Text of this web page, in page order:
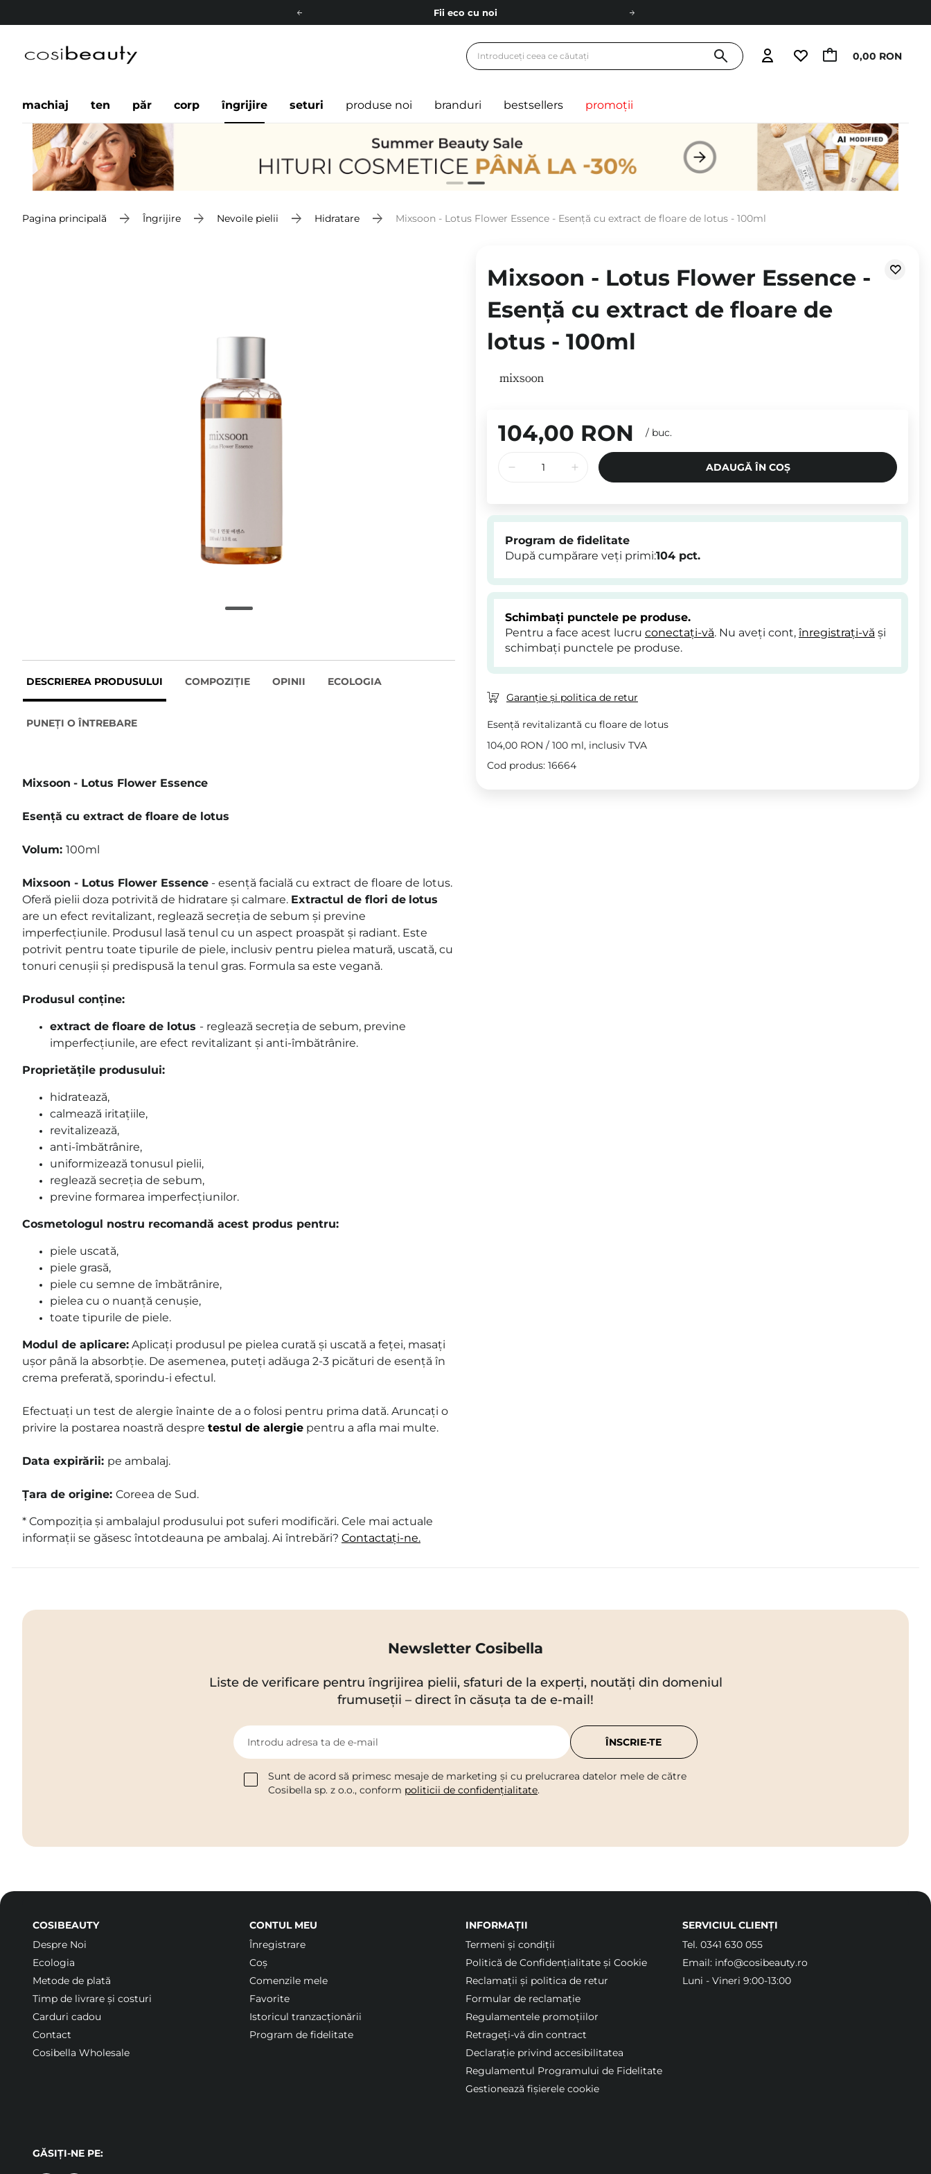
Fii eco cu noi
Livrare mai ieftină pentru comenzile de la 150 RON! 0,00 RON
machiaj ten păr corp îngrijire seturi produse noi branduri bestsellers promoții
Pagina principală Îngrijire Nevoile pielii Hidratare Mixsoon - Lotus Flower Essence - Esență cu extract de floare de lotus - 100ml
DESCRIEREA PRODUSULUI COMPOZIȚIE OPINII ECOLOGIA
PUNEȚI O ÎNTREBARE
Mixsoon - Lotus Flower Essence
Esență cu extract de floare de lotus
Volum: 100ml
Mixsoon - Lotus Flower Essence - esență facială cu extract de floare de lotus.
Oferă pielii doza potrivită de hidratare și calmare. Extractul de flori de lotus
are un efect revitalizant, reglează secreția de sebum și previne
imperfecțiunile. Produsul lasă tenul cu un aspect proaspăt și radiant. Este
potrivit pentru toate tipurile de piele, inclusiv pentru pielea matură, uscată, cu
tonuri cenușii și predispusă la tenul gras. Formula sa este vegană.
Produsul conține:
extract de floare de lotus - reglează secreția de sebum, previne
imperfecțiunile, are efect revitalizant și anti-îmbătrânire.
Proprietățile produsului:
hidratează,
calmează iritațiile,
revitalizează,
anti-îmbătrânire,
uniformizează tonusul pielii,
reglează secreția de sebum,
previne formarea imperfecțiunilor.
Cosmetologul nostru recomandă acest produs pentru:
piele uscată,
piele grasă,
piele cu semne de îmbătrânire,
pielea cu o nuanță cenușie,
toate tipurile de piele.
Modul de aplicare: Aplicați produsul pe pielea curată și uscată a feței, masați
ușor până la absorbție. De asemenea, puteți adăuga 2-3 picături de esență în
crema preferată, sporindu-i efectul.
Efectuați un test de alergie înainte de a o folosi pentru prima dată. Aruncați o
privire la postarea noastră despre testul de alergie pentru a afla mai multe.
Data expirării: pe ambalaj.
Țara de origine: Coreea de Sud.
* Compoziția și ambalajul produsului pot suferi modificări. Cele mai actuale
informații se găsesc întotdeauna pe ambalaj. Ai întrebări? Contactați-ne.
Mixsoon - Lotus Flower Essence -
Esență cu extract de floare de
lotus - 100ml
104,00 RON / buc.
ADAUGĂ ÎN COȘ
Program de fidelitate
După cumpărare veți primi:104 pct.
Schimbați punctele pe produse.
Pentru a face acest lucru conectați-vă. Nu aveți cont, înregistrați-vă și
schimbați punctele pe produse.
Garanție și politica de retur
Esență revitalizantă cu floare de lotus
104,00 RON / 100 ml, inclusiv TVA
Cod produs: 16664
Newsletter Cosibella
Liste de verificare pentru îngrijirea pielii, sfaturi de la experți, noutăți din domeniul
frumuseții – direct în căsuța ta de e-mail!
Introdu adresa ta de e-mail
Sunt de acord să primesc mesaje de marketing și cu prelucrarea datelor mele de către
Cosibella sp. z o.o., conform politicii de confidențialitate.
ÎNSCRIE-TE
COSIBEAUTY
Despre Noi
Ecologia
Metode de plată
Timp de livrare și costuri
Carduri cadou
Contact
Cosibella Wholesale
CONTUL MEU
Înregistrare
Coș
Comenzile mele
Favorite
Istoricul tranzacționării
Program de fidelitate
INFORMAȚII
Termeni şi condiții
Politică de Confidențialitate și Cookie
Reclamații și politica de retur
Formular de reclamație
Regulamentele promoțiilor
Retrageți-vă din contract
Declarație privind accesibilitatea
Regulamentul Programului de Fidelitate
Gestionează fișierele cookie
SERVICIUL CLIENȚI
Tel. 0341 630 055
Email: info@cosibeauty.ro
Luni - Vineri 9:00-13:00
GĂSIȚI-NE PE: